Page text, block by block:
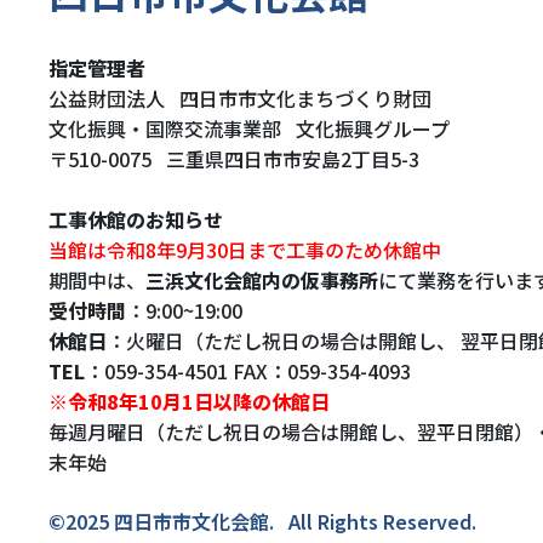
指定管理者
公益財団法人 四日市市文化まちづくり財団
文化振興・国際交流事業部 文化振興グループ
〒510-0075 三重県四日市市安島2丁目5-3
工事休館のお知らせ
当館は令和8年9月30日まで工事のため休館中
期間中は、 三浜文化会館内の仮事務所にて業務を行いま
受付時間 ：9:00~19:00
休館日 ：火曜日（ただし祝日の場合は開館し、 翌平日閉
TEL ：059-354-4501 FAX：059-354-4093
※令和8年10月1日以降の休館日
毎週月曜日（ただし祝日の場合は開館し、翌平日閉館）
末年始
©2025 四日市市文化会館. All Rights Reserved.